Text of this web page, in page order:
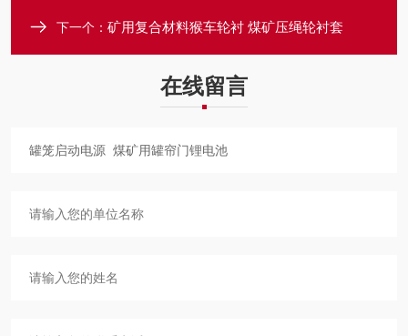
下一个： 矿用复合材料猴车轮衬 煤矿压绳轮衬套
在线留言